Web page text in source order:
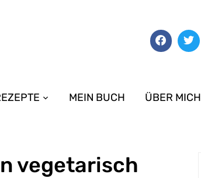
MEIN BUCH ÜBER MICH
vegetarisch